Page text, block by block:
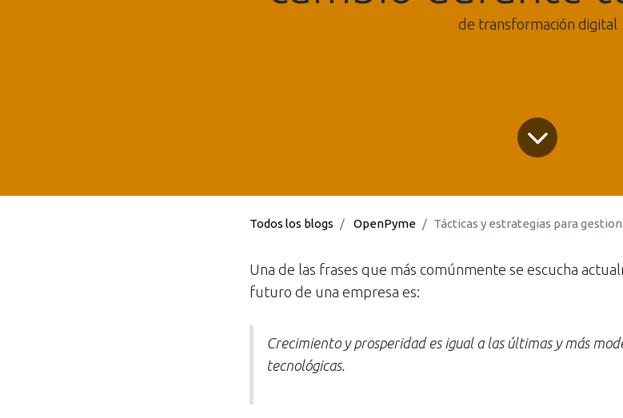
de transformación digital
Todos los blogs OpenPyme Tácticas y estrategias para
Una de las frases que más comúnmente se escucha
futuro de una empresa es:
Crecimiento y prosperidad es igual a las últimas y más
tecnológicas.